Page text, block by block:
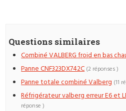
Questions similaires
Combiné VALBERG froid en bas
Panne CNF323DX742C (2 réponses )
Panne totale combiné Valberg (11
Réfrigérateur valberg erreur E6 et
réponse )